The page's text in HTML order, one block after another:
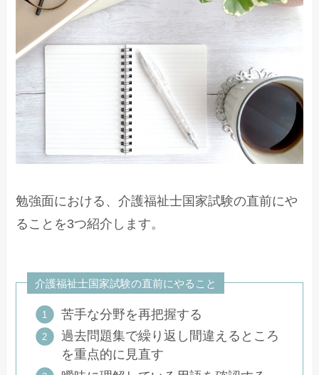
勉強面における、介護福祉士国家試験の直前にや
ることを3つ紹介します。
介護福祉士国家試験の直前にやること
苦手な分野を再把握する
過去問題集で繰り返し間違えるところ
を重点的に見直す